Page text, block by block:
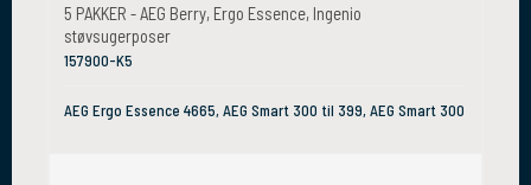
5 PAKKER - AEG Berry, Ergo Essence, Ingenio
støvsugerposer
157900-K5
AEG Ergo Essence 4665, AEG Smart 300 til 399, AEG Smart 300